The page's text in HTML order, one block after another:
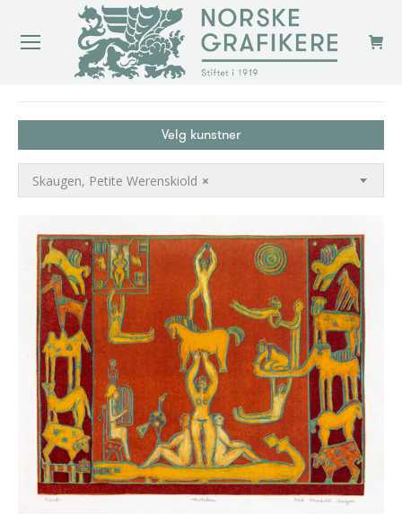
Velg kunstner
×
Skaugen, Petite Werenskiold